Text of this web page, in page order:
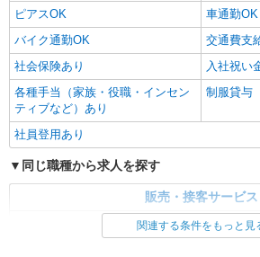
ピアスOK
車通勤OK
バイク通勤OK
交通費支
社会保険あり
入社祝い
各種手当（家族・役職・インセン
ティブなど）あり
制服貸与
社員登用あり
同じ職種から求人を探す
販売・接客サービス
関連する条件をもっと見